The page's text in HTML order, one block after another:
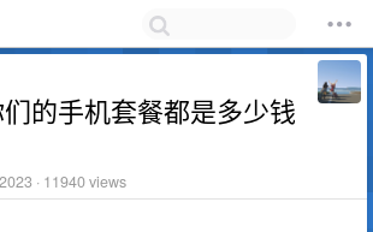
的手机套餐都是多少钱
· 11940 views